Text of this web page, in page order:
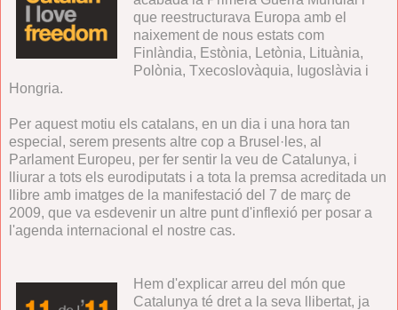
que reestructurava Europa amb el
naixement de nous estats com
Finlàndia, Estònia, Letònia, Lituània,
Polònia, Txecoslovàquia, Iugoslàvia i
Hongria.
Per aquest motiu els catalans, en un dia i una hora tan
especial, serem presents altre cop a Brusel·les, al
Parlament Europeu, per fer sentir la veu de Catalunya, i
lliurar a tots els eurodiputats i a tota la premsa acreditada un
llibre amb imatges de la manifestació del 7 de març de
2009, que va esdevenir un altre punt d'inflexió per posar a
l'agenda internacional el nostre cas.
Hem d'explicar arreu del món que
Catalunya té dret a la seva llibertat, ja